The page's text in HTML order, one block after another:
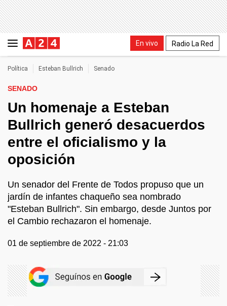
En vivo Radio La Red
Política Esteban Bullrich Senado
SENADO
Un homenaje a Esteban
Bullrich generó desacuerdos
entre el oficialismo y la
oposición
Un senador del Frente de Todos propuso que un
jardín de infantes chaqueño sea nombrado
"Esteban Bullrich". Sin embargo, desde Juntos por
el Cambio rechazaron el homenaje.
01 de septiembre de 2022 - 21:03